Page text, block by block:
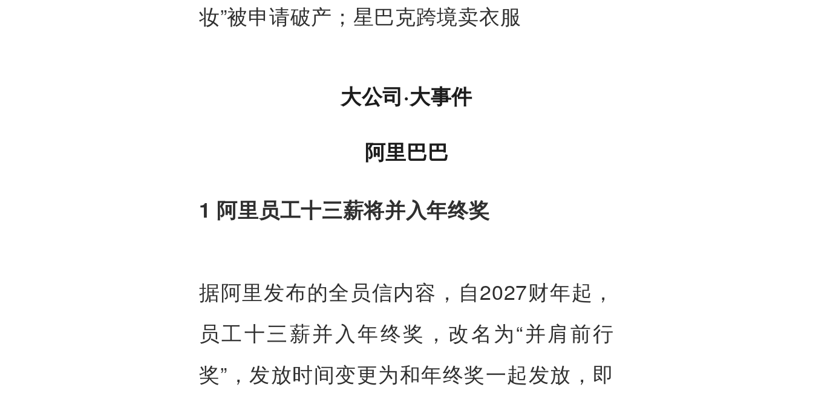
妆”被申请破产；星巴克跨境卖衣服
大公司·大事件
阿里巴巴
1 阿里员工十三薪将并入年终奖
据阿里发布的全员信内容，自2027财年起，
员工十三薪并入年终奖，改名为“并肩前行
奖”，发放时间变更为和年终奖一起发放，即